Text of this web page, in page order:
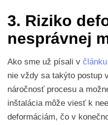
3. Riziko
nesprávnej
Ako sme už písali v článku
nie vždy sa takýto postup
náročnosť procesu a
inštalácia môže viesť k
deformáciám, čo v